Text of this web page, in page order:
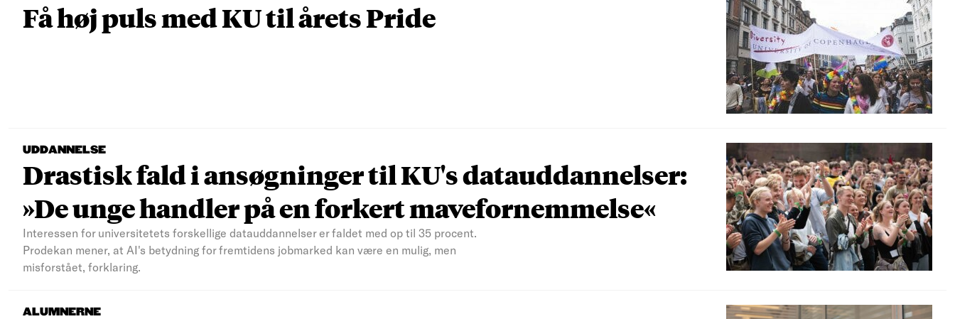
Få høj puls med KU til årets Pride
UDDANNELSE
Drastisk fald i ansøgninger til KU's datauddannelser:
»De unge handler på en forkert mavefornemmelse«
Interessen for universitetets forskellige datauddannelser er faldet med op til 35 procent.
Prodekan mener, at AI's betydning for fremtidens jobmarked kan være en mulig, men
misforstået, forklaring.
ALUMNERNE